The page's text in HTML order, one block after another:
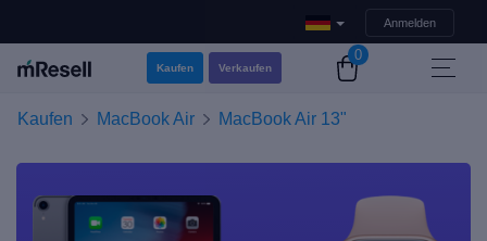
Anmelden
Kaufen Verkaufen
0
Kaufen MacBook Air MacBook Air 13"